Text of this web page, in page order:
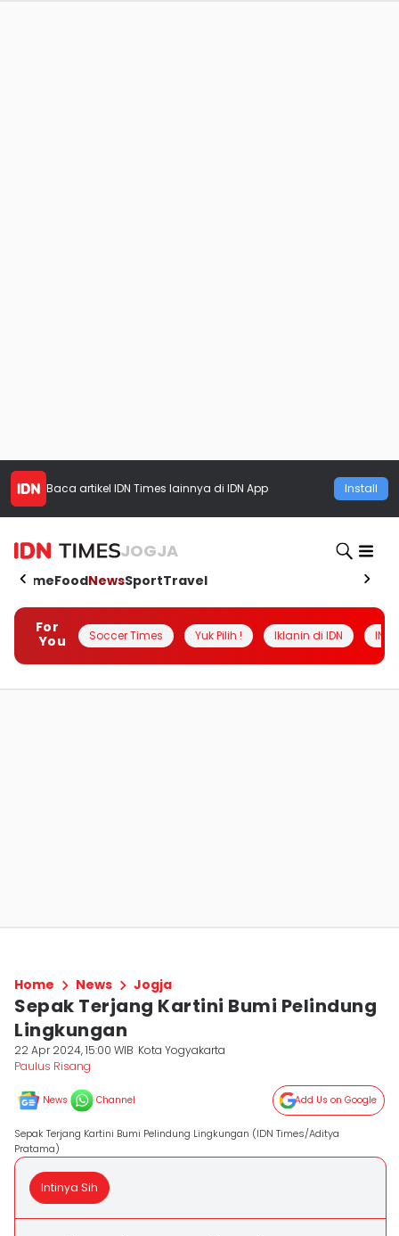
Baca artikel IDN Times lainnya di IDN App Install
JOGJA
HomeFoodNewsSportTravel
For
You
Soccer Times Yuk Pilih ! Iklanin di IDN
Home News Jogja
Sepak Terjang Kartini Bumi Pelindung
Lingkungan
22 Apr 2024, 15:00 WIB Kota Yogyakarta
Paulus Risang
News Channel Add Us on Google
Sepak Terjang Kartini Bumi Pelindung Lingkungan (IDN Times/Aditya
Pratama)
Intinya Sih